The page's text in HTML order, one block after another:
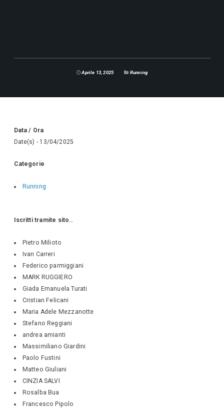
Aprile 13, 2025 Running
Data / Ora
Date(s) - 13/04/2025
Categorie
Running
Iscritti tramite sito..
Pietro Milioto
Ivan Carreri
Federico parmiggiani
MARK RUGGIERO
Giada Emanuela Turati
Cristian Felicani
Maria Adele Mezzanotte
Stefano Reggiani
andrea amianti
Massimiliano Giardini
Paolo Fustini
Matteo Giuliani
CINZIA SALVI
Rosalba Bua
Francesco Pipolo